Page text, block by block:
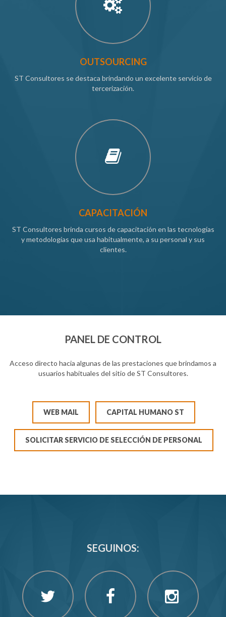
OUTSOURCING
ST Consultores se destaca brindando un excelente servicio de
tercerización.
CAPACITACIÓN
ST Consultores brinda cursos de capacitación en las tecnologías
y metodologías que usa habitualmente, a su personal y sus
clientes.
PANEL DE CONTROL
Acceso directo hacia algunas de las prestaciones que brindamos a
usuarios habituales del sitio de ST Consultores.
WEB MAIL CAPITAL HUMANO ST
SOLICITAR SERVICIO DE SELECCIÓN DE PERSONAL
SEGUINOS: